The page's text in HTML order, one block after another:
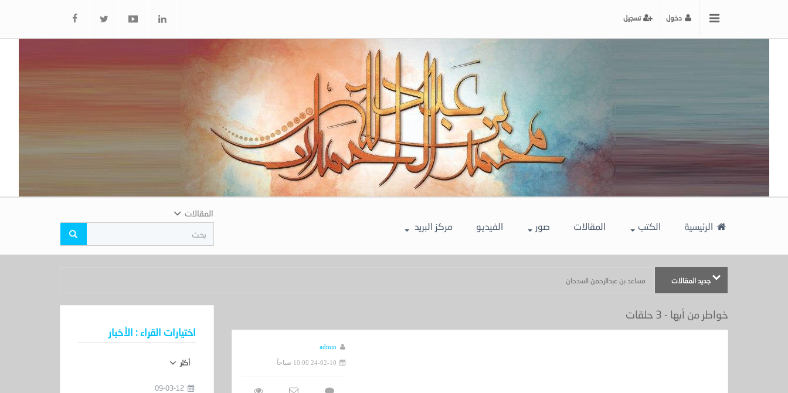
دخول تسجيل
الرئيسية الكتب المقالات صور الفيديو مركز البريد
المقالات
جديد المقالات أكثر من موضوع - (بعنوان : ماذا في يوم الجمعة ) - الجزيرة عدد 15164 - تاريخ 05/06/1435هـ
خواطر من أبها - 3 حلقات
admin
24-02-10 10:00 صباحاً
اختيارات القراء : الأخبار
أكثر
09-03-12